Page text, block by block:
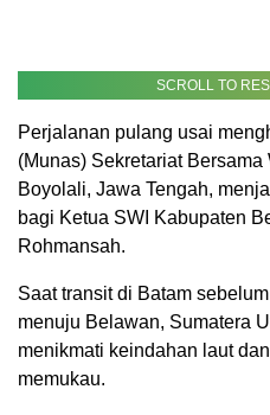
SCROLL TO
Perjalanan pulang usai
(Munas) Sekretariat
Boyolali, Jawa Tengah,
bagi Ketua SWI Kabupaten
Rohmansah.
Saat transit di Batam
menuju Belawan, Sumatera
menikmati keindahan laut
memukau.